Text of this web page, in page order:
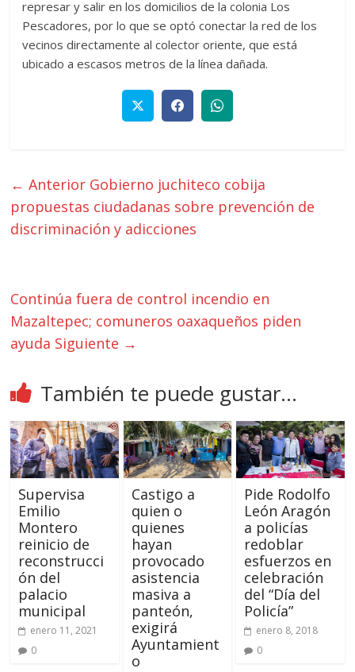
represar y salir en los domicilios de la colonia Los
Pescadores, por lo que se optó conectar la red de los
vecinos directamente al colector oriente, que está
ubicado a escasos metros de la línea dañada.
← Anterior Gobierno juchiteco cobija
propuestas ciudadanas sobre prevención de
discriminación y adicciones
Continúa fuera de control incendio en
Mazaltepec; comuneros oaxaqueños piden
ayuda Siguiente →
También te puede gustar...
Supervisa
Emilio
Montero
reinicio de
reconstrucci
ón del
palacio
municipal
enero 11, 2021
0
Castigo a
quien o
quienes
hayan
provocado
asistencia
masiva a
panteón,
exigirá
Ayuntamient
o
Pide Rodolfo
León Aragón
a policías
redoblar
esfuerzos en
celebración
del “Día del
Policía”
enero 8, 2018
0